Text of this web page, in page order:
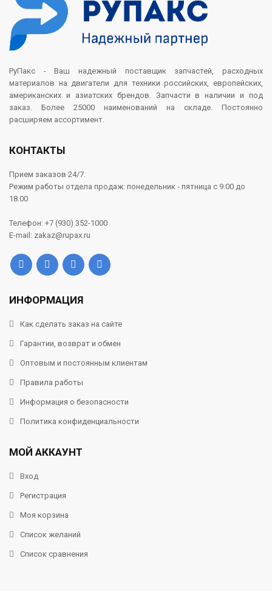
РуПакс - Ваш надежный поставщик запчастей, расходных
материалов на двигатели для техники российских, европейских,
американских и азиатских брендов. Запчасти в наличии и под
заказ. Более 25000 наименований на складе. Постоянно
расширяем ассортимент.
КОНТАКТЫ
Прием заказов 24/7.
Режим работы отдела продаж: понедельник - пятница с 9.00 до
18.00
Телефон: +7 (930) 352-1000
E-mail: zakaz@rupax.ru
ИНФОРМАЦИЯ
Как сделать заказ на сайте
Гарантии, возврат и обмен
Оптовым и постоянным клиентам
Правила работы
Информация о безопасности
Политика конфиденциальности
МОЙ АККАУНТ
Вход
Регистрация
Моя корзина
Список желаний
Список сравнения